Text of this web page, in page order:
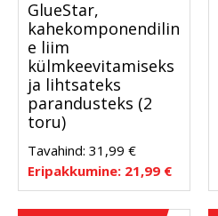
GlueStar,
kahekomponendilin
e liim
külmkeevitamiseks
ja lihtsateks
parandusteks (2
toru)
Tavahind: 31,99 €
Eripakkumine: 21,99 €